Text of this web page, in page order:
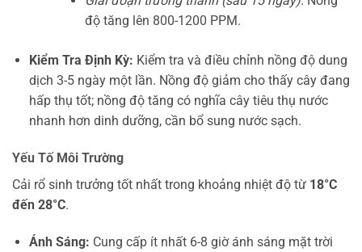
độ tăng lên 800-1200 PPM.
Kiểm Tra Định Kỳ: Kiểm tra và điều chỉnh nồng độ dung
dịch 3-5 ngày một lần. Nồng độ giảm cho thấy cây đang
hấp thụ tốt; nồng độ tăng có nghĩa cây tiêu thụ nước
nhanh hơn dinh dưỡng, cần bổ sung nước sạch.
Yếu Tố Môi Trường
Cải rổ sinh trưởng tốt nhất trong khoảng nhiệt độ từ 18°C
đến 28°C.
Ánh Sáng: Cung cấp ít nhất 6-8 giờ ánh sáng mặt trời